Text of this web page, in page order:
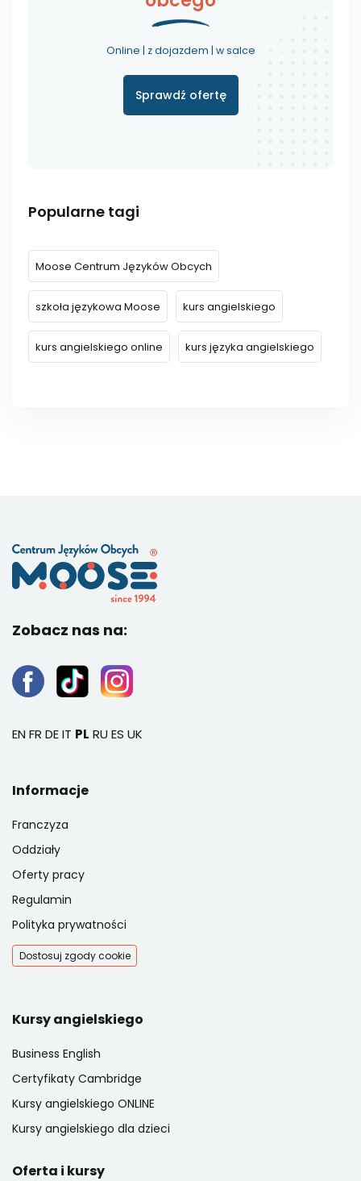
Online | z dojazdem | w salce
Sprawdź ofertę
Popularne tagi
Moose Centrum Języków Obcych
szkoła językowa Moose kurs angielskiego
kurs angielskiego online kurs języka angielskiego
Zobacz nas na:
EN FR DEIT PL RU ES UK
Informacje
Franczyza
Oddziały
Oferty pracy
Regulamin
Polityka prywatności
Dostosuj zgody cookie
Kursy angielskiego
Business English
Certyfikaty Cambridge
Kursy angielskiego ONLINE
Kursy angielskiego dla dzieci
Oferta i kursy